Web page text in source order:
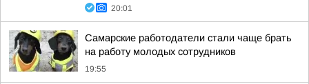
20:01
Самарские работодатели стали чаще брать
на работу молодых сотрудников
19:55